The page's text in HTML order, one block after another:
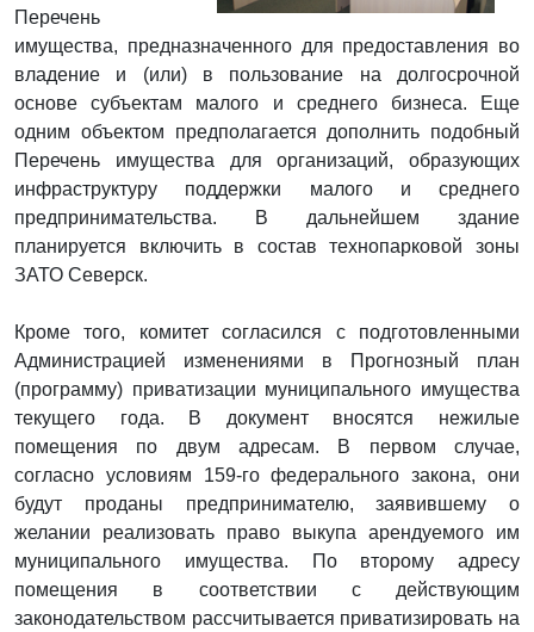
Перечень
имущества, предназначенного для предоставления во
владение и (или) в пользование на долгосрочной
основе субъектам малого и среднего бизнеса. Еще
одним объектом предполагается дополнить подобный
Перечень имущества для организаций, образующих
инфраструктуру поддержки малого и среднего
предпринимательства. В дальнейшем здание
планируется включить в состав технопарковой зоны
ЗАТО Северск.
Кроме того, комитет согласился с подготовленными
Администрацией изменениями в Прогнозный план
(программу) приватизации муниципального имущества
текущего года. В документ вносятся нежилые
помещения по двум адресам. В первом случае,
согласно условиям 159-го федерального закона, они
будут проданы предпринимателю, заявившему о
желании реализовать право выкупа арендуемого им
муниципального имущества. По второму адресу
помещения в соответствии с действующим
законодательством рассчитывается приватизировать на